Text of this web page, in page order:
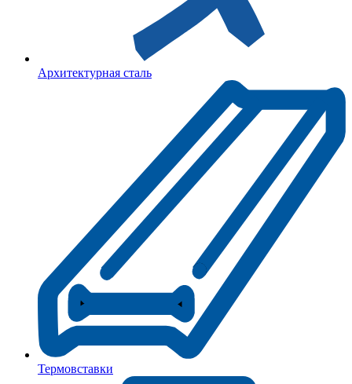
Архитектурная сталь
Термовставки